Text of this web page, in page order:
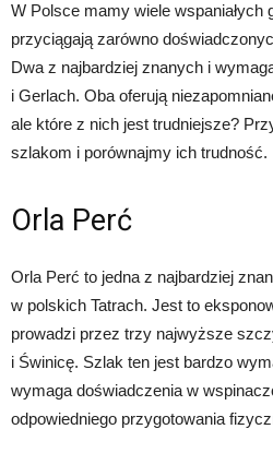
W Polsce mamy wiele wspaniałych
przyciągają zarówno
Dwa z najbardziej znanych i
i Gerlach. Oba oferują
ale które z nich jest trudniejsze?
szlakom i porównajmy ich trudność.
Orla Perć
Orla Perć to jedna z najbardziej
w polskich Tatrach. Jest to
prowadzi przez trzy najwyższe
i Świnicę. Szlak ten jest bardzo
wymaga doświadczenia w
odpowiedniego przygotowania